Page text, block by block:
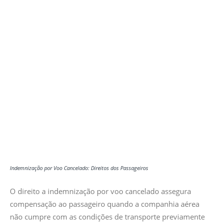
Indemnização por Voo Cancelado: Direitos dos Passageiros
O direito a indemnização por voo cancelado assegura
compensação ao passageiro quando a companhia aérea
não cumpre com as condições de transporte previamente